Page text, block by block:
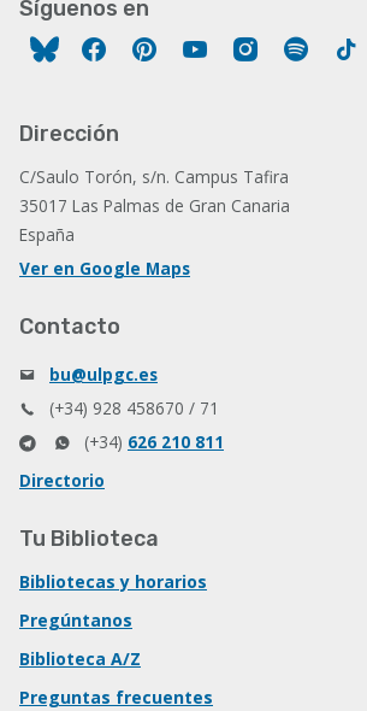
Síguenos en
FacebookPinterestYouTubeInstagram
Spotify
Dirección
C/Saulo Torón, s/n. Campus Tafira
35017 Las Palmas de Gran Canaria
España
Ver en Google Maps
Contacto
bu@ulpgc.es
(+34) 928 458670 / 71
(+34) 626 210 811
Directorio
Tu Biblioteca
Bibliotecas y horarios
Pregúntanos
Biblioteca A/Z
Preguntas frecuentes